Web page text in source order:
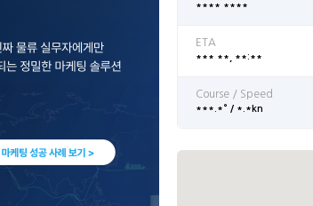
**** ****
ETA
*** **, **:**
Course / Speed
***.*° / *.*kn